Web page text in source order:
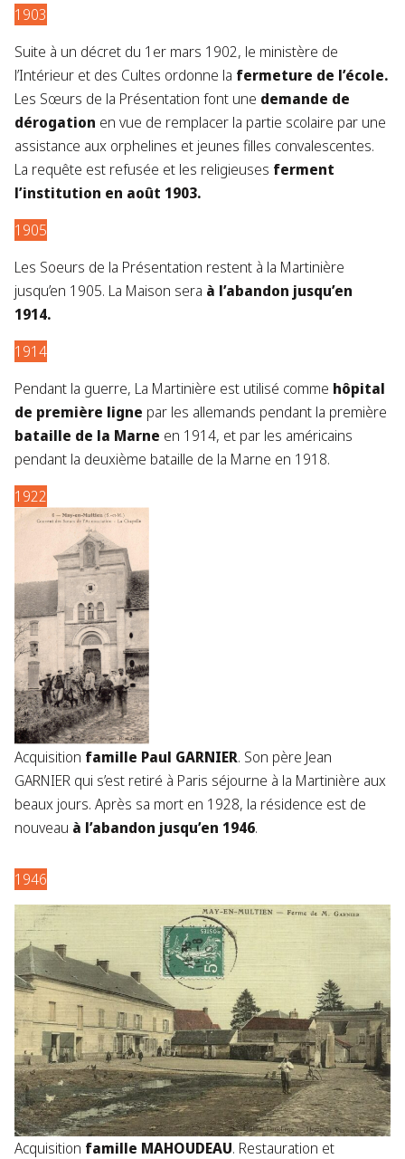
1903
Suite à un décret du 1er mars 1902, le ministère de
l’Intérieur et des Cultes ordonne la fermeture de l’école.
​Les Sœurs de la Présentation font une demande de
dérogation en vue de remplacer la partie scolaire par une
assistance aux orphelines et jeunes filles convalescentes.
La requête est refusée et les religieuses ferment
l’institution en août 1903.​
1905
Les Soeurs de la Présentation restent à la Martinière
jusqu’en 1905. La Maison sera à l’abandon jusqu’en
1914.
1914
Pendant la guerre, La Martinière est utilisé comme hôpital
de première ligne par les allemands pendant la première
bataille de la Marne en 1914, et par les américains
pendant la deuxième bataille de la Marne en 1918.
1922
Acquisition famille Paul GARNIER. Son père Jean
GARNIER qui s’est retiré à Paris séjourne à la Martinière aux
beaux jours. Après sa mort en 1928, la résidence est de
nouveau à l’abandon jusqu’en 1946.
1946
Acquisition famille MAHOUDEAU. Restauration et